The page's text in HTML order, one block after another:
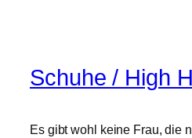
Schuhe / High
Es gibt wohl keine Frau, die